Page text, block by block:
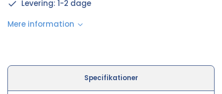
Levering: 1-2 dage
Mere information
Specifikationer